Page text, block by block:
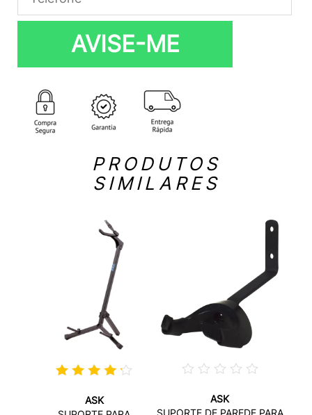
AVISE-ME
PRODUTOS
SIMILARES
ASK
ASK
SUPORTE DE PAREDE PARA